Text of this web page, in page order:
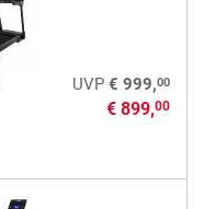
UVP € 999,00
€ 899,00